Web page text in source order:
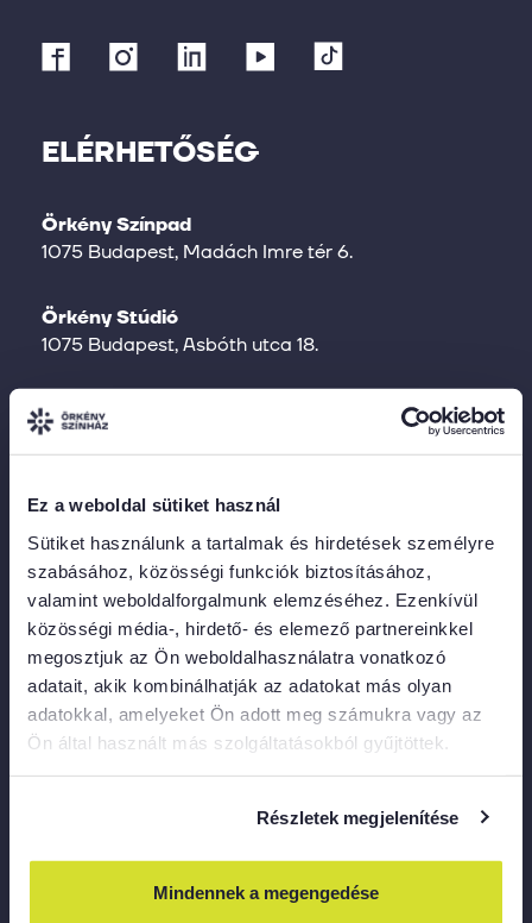
Ez a weboldal sütiket használ
Sütiket használunk a tartalmak és hirdetések személyre
szabásához, közösségi funkciók biztosításához,
valamint weboldalforgalmunk elemzéséhez. Ezenkívül
közösségi média-, hirdető- és elemező partnereinkkel
megosztjuk az Ön weboldalhasználatra vonatkozó
adatait, akik kombinálhatják az adatokat más olyan
adatokkal, amelyeket Ön adott meg számukra vagy az
Ön által használt más szolgáltatásokból gyűjtöttek.
Részletek megjelenítése
Mindennek a megengedése
ELÉRHETŐSÉG
Örkény Színpad
1075 Budapest, Madách Imre tér 6.
Örkény Stúdió
1075 Budapest, Asbóth utca 18.
Örkény KÖZtér
1075 Budapest, Asbóth utca 22.
Merlin
A bejárat gyalogosan a Károly krt.
felől közelíthető meg,
a Városháza Parkon keresztül.
KAPCSOLAT
Gyökhegyi Kira, közönségkapcsolati menedzser